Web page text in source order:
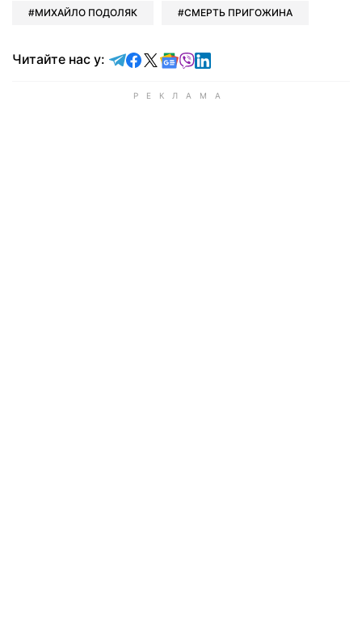
МИХАЙЛО ПОДОЛЯК СМЕРТЬ ПРИГОЖИНА
Читайте нас у: Читайте у Telegram
Читайте у Facebook
Читайте у X
Читайте у Google news
Читайте у Viber
Читайте у LinkedIn